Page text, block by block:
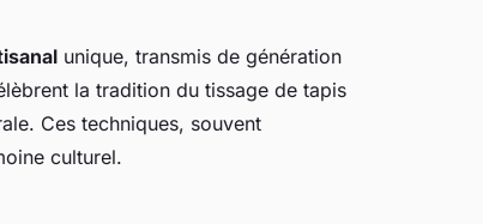
unique, transmis de génération
la tradition du tissage de tapis
Ces techniques, souvent
culturel.